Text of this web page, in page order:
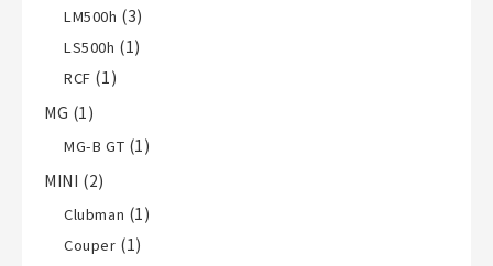
LM500h (3)
LS500h (1)
RCF (1)
MG (1)
MG-B GT (1)
MINI (2)
Clubman (1)
Couper (1)